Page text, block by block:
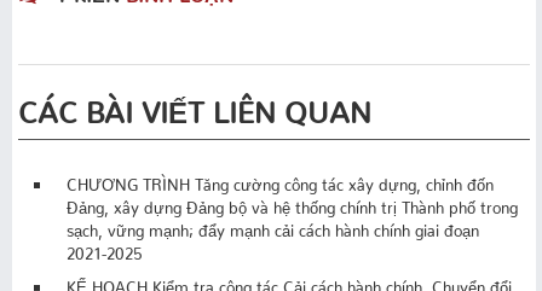
CÁC BÀI VIẾT LIÊN QUAN
CHƯƠNG TRÌNH Tăng cường công tác xây dựng, chỉnh đốn
Đảng, xây dựng Đảng bộ và hệ thống chính trị Thành phố trong
sạch, vững mạnh; đẩy mạnh cải cách hành chính giai đoạn
2021-2025
KẾ HOẠCH Kiểm tra công tác Cải cách hành chính, Chuyển đổi